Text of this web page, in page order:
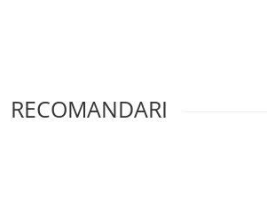
RECOMANDARI